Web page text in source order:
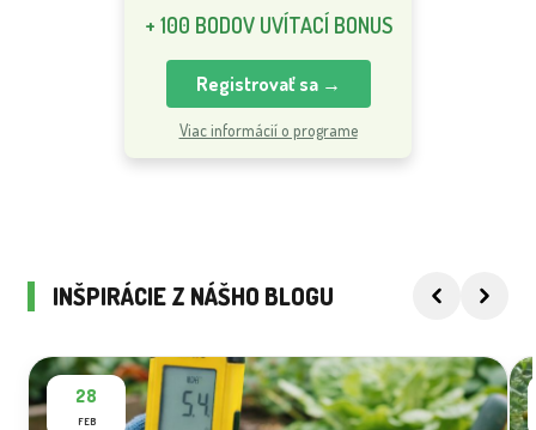
+ 100 BODOV UVÍTACÍ BONUS
Registrovať sa →
Viac informácií o programe
INŠPIRÁCIE Z NÁŠHO BLOGU
28
FEB